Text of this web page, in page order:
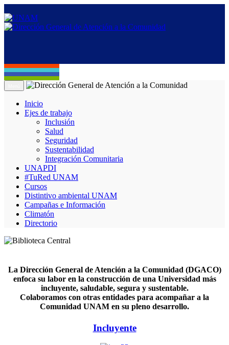
Inicio
Ejes de trabajo
Inclusión
Salud
Seguridad
Sustentabilidad
Integración Comunitaria
UNAPDI
#TuRed UNAM
Cursos
Distintivo ambiental UNAM
Campañas e Información
Climatón
Directorio
La Dirección General de Atención a la Comunidad (DGACO)
enfoca su labor en la construcción de una Universidad más
incluyente, saludable, segura y sustentable.
Colaboramos con otras entidades para acompañar a la
Comunidad UNAM en su pleno desarrollo.
Incluyente